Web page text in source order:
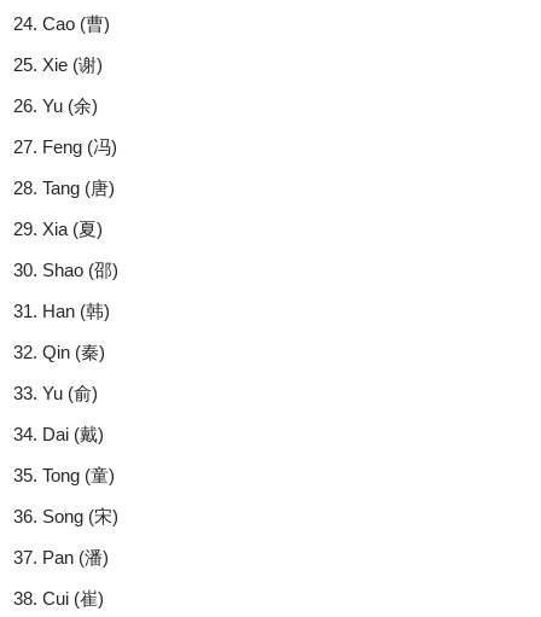
Cao (曹)
Xie (谢)
Yu (余)
Feng (冯)
Tang (唐)
Xia (夏)
Shao (邵)
Han (韩)
Qin (秦)
Yu (俞)
Dai (戴)
Tong (童)
Song (宋)
Pan (潘)
Cui (崔)